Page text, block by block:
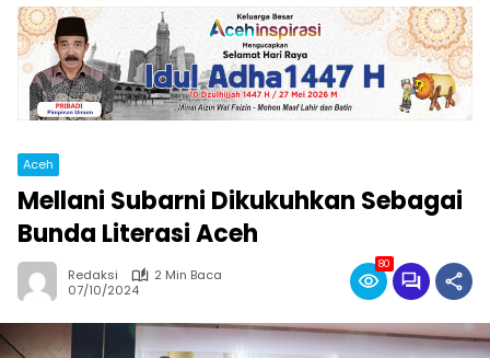
Aceh
Mellani Subarni Dikukuhkan Sebagai
Bunda Literasi Aceh
Redaksi
2 Min Baca
07/10/2024
80